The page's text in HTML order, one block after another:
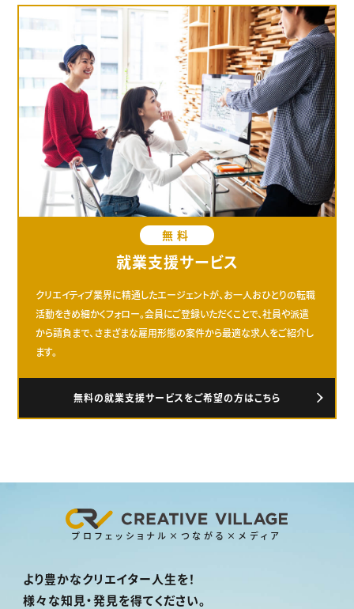
無料
就業支援サービス
クリエイティブ業界に精通したエージェントが、お一人おひとりの転職
活動をきめ細かくフォロー。会員にご登録いただくことで、社員や派遣
から請負まで、さまざまな雇用形態の案件から最適な求人をご紹介し
ます。
無料の就業支援サービスをご希望の方はこちら
プロフェッショナル×つながる×メディア
より豊かなクリエイター人生を！
様々な知見・発見を得てください。